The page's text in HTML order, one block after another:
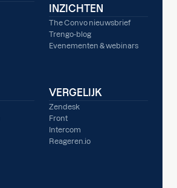
INZICHTEN
The Convo nieuwsbrief
Trengo-blog
Evenementen & webinars
VERGELIJK
Zendesk
Front
Intercom
Reageren.io